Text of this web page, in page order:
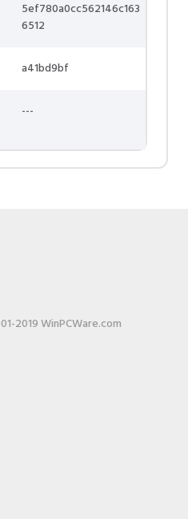
5ef780a0cc562146c163
6512
a41bd9bf
---
2019 WinPCWare.com